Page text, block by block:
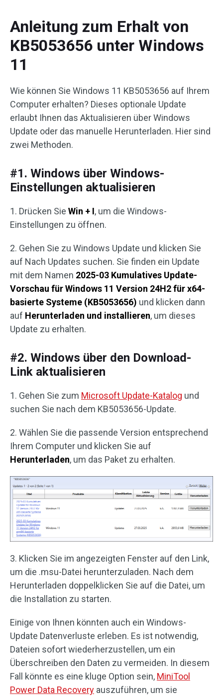
Anleitung zum Erhalt von
KB5053656 unter Windows
11
Wie können Sie Windows 11 KB5053656 auf Ihrem
Computer erhalten? Dieses optionale Update
erlaubt Ihnen das Aktualisieren über Windows
Update oder das manuelle Herunterladen. Hier sind
zwei Methoden.
#1. Windows über Windows-
Einstellungen aktualisieren
1. Drücken Sie Win + I, um die Windows-
Einstellungen zu öffnen.
2. Gehen Sie zu Windows Update und klicken Sie
auf Nach Updates suchen. Sie finden ein Update
mit dem Namen 2025-03 Kumulatives Update-
Vorschau für Windows 11 Version 24H2 für x64-
basierte Systeme (KB5053656) und klicken dann
auf Herunterladen und installieren, um dieses
Update zu erhalten.
#2. Windows über den Download-
Link aktualisieren
1. Gehen Sie zum Microsoft Update-Katalog und
suchen Sie nach dem KB5053656-Update.
2. Wählen Sie die passende Version entsprechend
Ihrem Computer und klicken Sie auf
Herunterladen, um das Paket zu erhalten.
3. Klicken Sie im angezeigten Fenster auf den Link,
um die .msu-Datei herunterzuladen. Nach dem
Herunterladen doppelklicken Sie auf die Datei, um
die Installation zu starten.
Einige von Ihnen könnten auch ein Windows-
Update Datenverluste erleben. Es ist notwendig,
Dateien sofort wiederherzustellen, um ein
Überschreiben den Daten zu vermeiden. In diesem
Fall könnte es eine kluge Option sein, MiniTool
Power Data Recovery auszuführen, um sie